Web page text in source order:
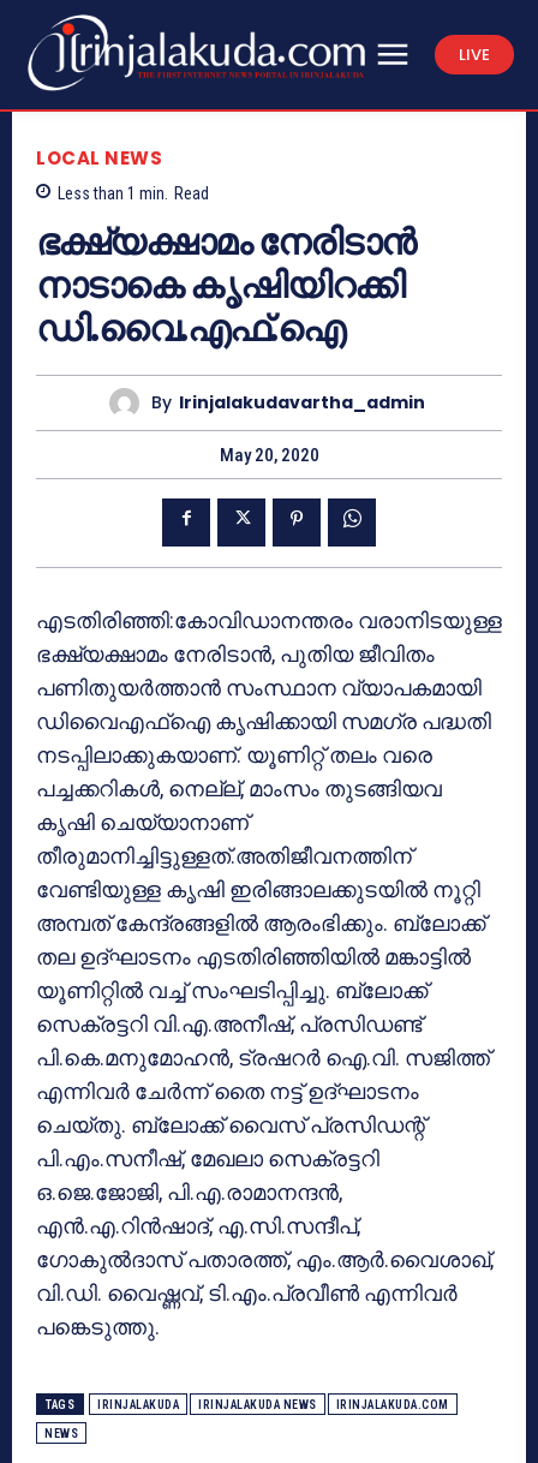
LIVE
LOCAL NEWS
Less than 1 min. Read
ഭക്ഷ്യക്ഷാമം നേരിടാൻ
നാടാകെ കൃഷിയിറക്കി
ഡി.വൈ.എഫ്.ഐ
By Irinjalakudavartha_admin
May 20, 2020
എടതിരിഞ്ഞി:കോവിഡാനന്തരം വരാനിടയുള്ള
ഭക്ഷ്യക്ഷാമം നേരിടാൻ, പുതിയ ജീവിതം
പണിതുയർത്താൻ സംസ്ഥാന വ്യാപകമായി
ഡിവൈഎഫ്ഐ കൃഷിക്കായി സമഗ്ര പദ്ധതി
നടപ്പിലാക്കുകയാണ്. യൂണിറ്റ് തലം വരെ
പച്ചക്കറികൾ, നെല്ല്, മാംസം തുടങ്ങിയവ
കൃഷി ചെയ്യാനാണ്
തീരുമാനിച്ചിട്ടുള്ളത്.അതിജീവനത്തിന്
വേണ്ടിയുള്ള കൃഷി ഇരിങ്ങാലക്കുടയിൽ നൂറ്റി
അമ്പത് കേന്ദ്രങ്ങളിൽ ആരംഭിക്കും. ബ്ലോക്ക്
തല ഉദ്ഘാടനം എടതിരിഞ്ഞിയിൽ മങ്കാട്ടിൽ
യൂണിറ്റിൽ വച്ച് സംഘടിപ്പിച്ചു. ബ്ലോക്ക്
സെക്രട്ടറി വി.എ.അനീഷ്, പ്രസിഡണ്ട്
പി.കെ.മനുമോഹൻ, ട്രഷറർ ഐ.വി. സജിത്ത്
എന്നിവർ ചേർന്ന് തൈ നട്ട് ഉദ്ഘാടനം
ചെയ്തു. ബ്ലോക്ക് വൈസ് പ്രസിഡന്റ്
പി.എം.സനീഷ്, മേഖലാ സെക്രട്ടറി
ഒ.ജെ.ജോജി, പി.എ.രാമാനന്ദൻ,
എൻ.എ.റിൻഷാദ്, എ.സി.സന്ദീപ്,
ഗോകുൽദാസ് പതാരത്ത്, എം.ആർ.വൈശാഖ്,
വി.ഡി. വൈഷ്ണവ്, ടി.എം.പ്രവീൺ എന്നിവർ
പങ്കെടുത്തു.
TAGS IRINJALAKUDA IRINJALAKUDA NEWS IRINJALAKUDA.COM
NEWS